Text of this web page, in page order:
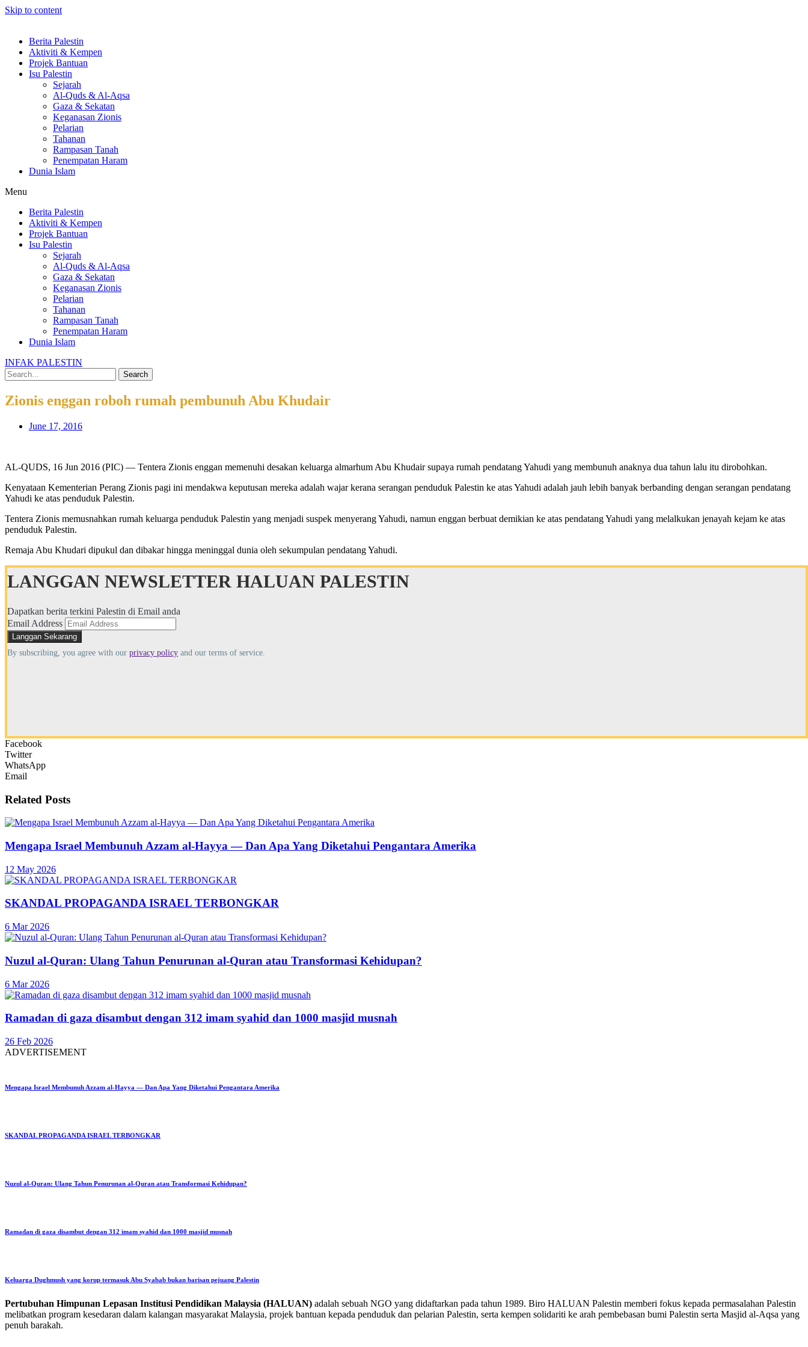
Skip to content
Berita Palestin
Aktiviti & Kempen
Projek Bantuan
Isu Palestin
Sejarah
Al-Quds & Al-Aqsa
Gaza & Sekatan
Keganasan Zionis
Pelarian
Tahanan
Rampasan Tanah
Penempatan Haram
Dunia Islam
Menu
Berita Palestin
Aktiviti & Kempen
Projek Bantuan
Isu Palestin
Sejarah
Al-Quds & Al-Aqsa
Gaza & Sekatan
Keganasan Zionis
Pelarian
Tahanan
Rampasan Tanah
Penempatan Haram
Dunia Islam
INFAK PALESTIN
Search
Zionis enggan roboh rumah pembunuh Abu Khudair
June 17, 2016
AL-QUDS, 16 Jun 2016 (PIC) — Tentera Zionis enggan memenuhi desakan keluarga almarhum Abu Khudair supaya rumah pendatang Yahudi yang membunuh anaknya dua tahun lalu itu dirobohkan.
Kenyataan Kementerian Perang Zionis pagi ini mendakwa keputusan mereka adalah wajar kerana serangan penduduk Palestin ke atas Yahudi adalah jauh lebih banyak berbanding dengan serangan pendatang
Yahudi ke atas penduduk Palestin.
Tentera Zionis memusnahkan rumah keluarga penduduk Palestin yang menjadi suspek menyerang Yahudi, namun enggan berbuat demikian ke atas pendatang Yahudi yang melalkukan jenayah kejam ke atas
penduduk Palestin.
Remaja Abu Khudari dipukul dan dibakar hingga meninggal dunia oleh sekumpulan pendatang Yahudi.
LANGGAN NEWSLETTER HALUAN PALESTIN
Dapatkan berita terkini Palestin di Email anda
Email Address
By subscribing, you agree with our privacy policy and our terms of service.
Facebook
Twitter
WhatsApp
Email
Related Posts
Mengapa Israel Membunuh Azzam al-Hayya — Dan Apa Yang Diketahui Pengantara Amerika
12 May 2026
SKANDAL PROPAGANDA ISRAEL TERBONGKAR
6 Mar 2026
Nuzul al-Quran: Ulang Tahun Penurunan al-Quran atau Transformasi Kehidupan?
6 Mar 2026
Ramadan di gaza disambut dengan 312 imam syahid dan 1000 masjid musnah
26 Feb 2026
ADVERTISEMENT
Mengapa Israel Membunuh Azzam al-Hayya — Dan Apa Yang Diketahui Pengantara Amerika
SKANDAL PROPAGANDA ISRAEL TERBONGKAR
Nuzul al-Quran: Ulang Tahun Penurunan al-Quran atau Transformasi Kehidupan?
Ramadan di gaza disambut dengan 312 imam syahid dan 1000 masjid musnah
Keluarga Dughmush yang korup termasuk Abu Syabab bukan barisan pejuang Palestin
Pertubuhan Himpunan Lepasan Institusi Pendidikan Malaysia (HALUAN) adalah sebuah NGO yang didaftarkan pada tahun 1989. Biro HALUAN Palestin memberi fokus kepada permasalahan Palestin
melibatkan program kesedaran dalam kalangan masyarakat Malaysia, projek bantuan kepada penduduk dan pelarian Palestin, serta kempen solidariti ke arah pembebasan bumi Palestin serta Masjid al-Aqsa yang
penuh barakah.